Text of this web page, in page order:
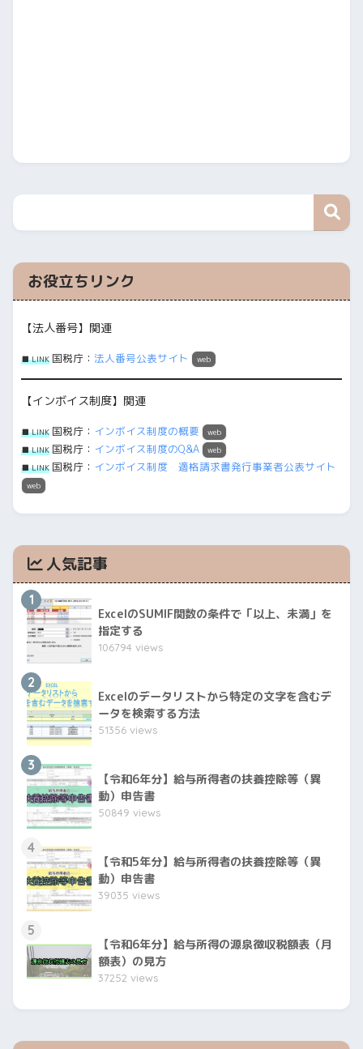
お役立ちリンク
【法人番号】関連
■ LINK 国税庁： 法人番号公表サイト web
【インボイス制度】関連
■ LINK 国税庁： インボイス制度の概要 web
■ LINK 国税庁： インボイス制度のQ&A web
■ LINK 国税庁： インボイス制度 適格請求書発行事業者公表サイト
web
人気記事
1
ExcelのSUMIF関数の条件で「以上、未満」を
指定する
106794 views
2
Excelのデータリストから特定の文字を含むデ
ータを検索する方法
51356 views
3
【令和6年分】給与所得者の扶養控除等（異
動）申告書
50849 views
4
【令和5年分】給与所得者の扶養控除等（異
動）申告書
39035 views
5
【令和6年分】給与所得の源泉徴収税額表（月
額表）の見方
37252 views